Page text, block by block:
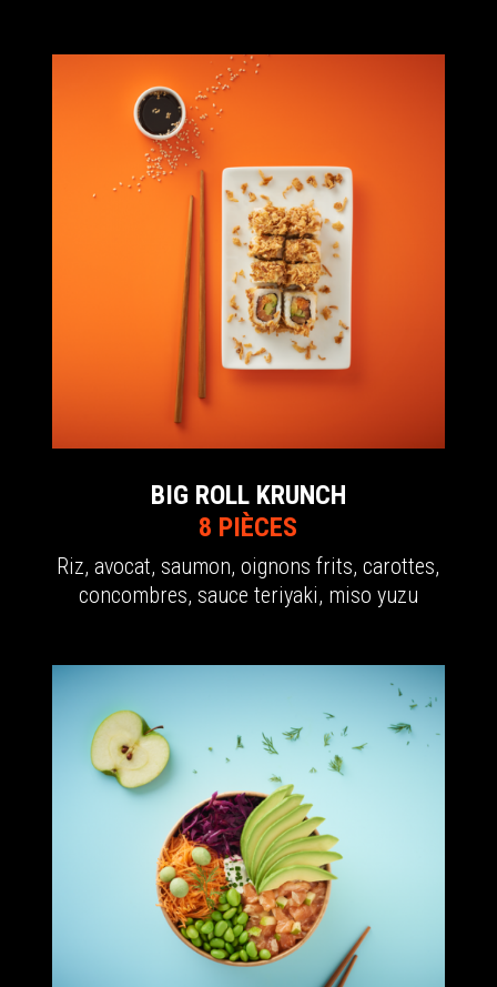
BIG ROLL KRUNCH
8 PIÈCES
Riz, avocat, saumon, oignons frits, carottes,
concombres, sauce teriyaki, miso yuzu